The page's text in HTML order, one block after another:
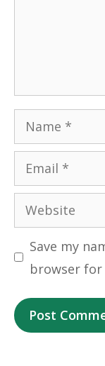
Name
Email
Website
Save my
browser